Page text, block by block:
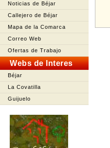
Noticias de Béjar
Callejero de Béjar
Mapa de la Comarca
Correo Web
Ofertas de Trabajo
Webs de Interes
Béjar
La Covatilla
Guijuelo